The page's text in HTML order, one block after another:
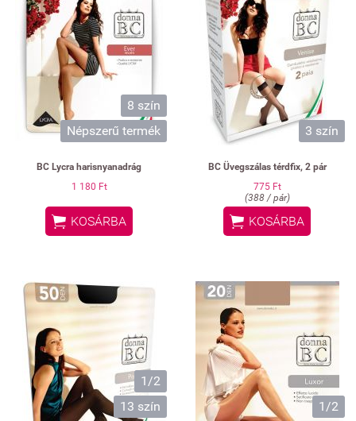
8 szín
Népszerű termék
BC Lycra harisnyanadrág
1 180 Ft
 KOSÁRBA
3 szín
BC Üvegszálas térdfix, 2 pár
775 Ft
(388 / pár)
 KOSÁRBA
1/2
13 szín
1/2